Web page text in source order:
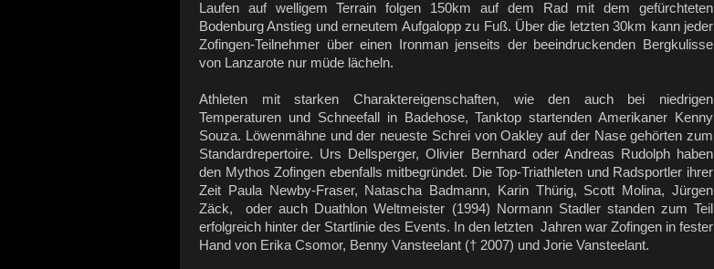
Laufen auf welligem Terrain folgen 150km auf dem Rad mit dem gefürchteten
Bodenburg Anstieg und erneutem Aufgalopp zu Fuß. Über die letzten 30km kann jeder
Zofingen-Teilnehmer über einen Ironman jenseits der beeindruckenden Bergkulisse
von Lanzarote nur müde lächeln.
Athleten mit starken Charaktereigenschaften, wie den auch bei niedrigen
Temperaturen und Schneefall in Badehose, Tanktop startenden Amerikaner Kenny
Souza. Löwenmähne und der neueste Schrei von Oakley auf der Nase gehörten zum
Standardrepertoire. Urs Dellsperger, Olivier Bernhard oder Andreas Rudolph haben
den Mythos Zofingen ebenfalls mitbegründet. Die Top-Triathleten und Radsportler ihrer
Zeit Paula Newby-Fraser, Natascha Badmann, Karin Thürig, Scott Molina, Jürgen
Zäck, oder auch Duathlon Weltmeister (1994) Normann Stadler standen zum Teil
erfolgreich hinter der Startlinie des Events. In den letzten Jahren war Zofingen in fester
Hand von Erika Csomor, Benny Vansteelant († 2007) und Jorie Vansteelant.